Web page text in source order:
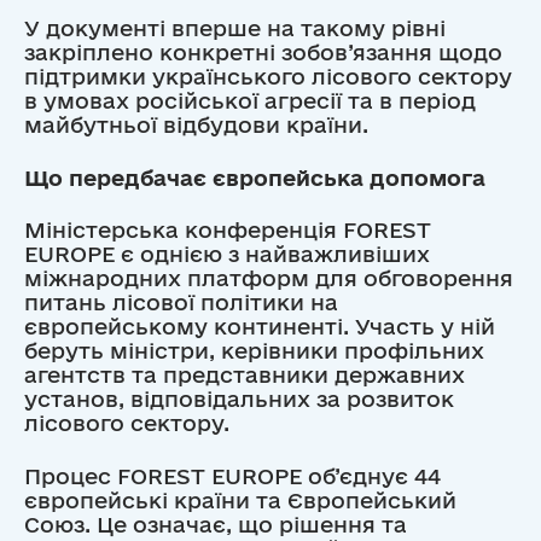
У документі вперше на такому рівні
закріплено конкретні зобов’язання щодо
підтримки українського лісового сектору
в умовах російської агресії та в період
майбутньої відбудови країни.
Що передбачає європейська допомога
Міністерська конференція FOREST
EUROPE є однією з найважливіших
міжнародних платформ для обговорення
питань лісової політики на
європейському континенті. Участь у ній
беруть міністри, керівники профільних
агентств та представники державних
установ, відповідальних за розвиток
лісового сектору.
Процес FOREST EUROPE об’єднує 44
європейські країни та Європейський
Союз. Це означає, що рішення та